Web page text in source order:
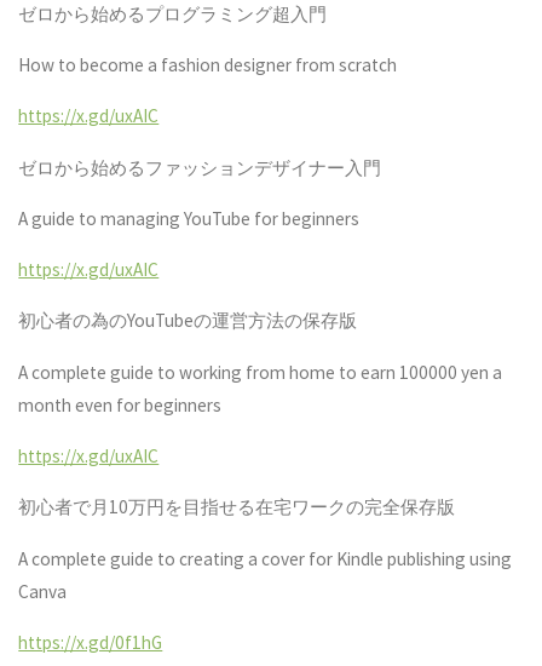
ゼロから始めるプログラミング超入門
How to become a fashion designer from scratch
https://x.gd/uxAIC
ゼロから始めるファッションデザイナー入門
A guide to managing YouTube for beginners
https://x.gd/uxAIC
初心者の為のYouTubeの運営方法の保存版
A complete guide to working from home to earn 100000 yen a
month even for beginners
https://x.gd/uxAIC
初心者で月 10万円を目指せる在宅ワークの完全保存版
A complete guide to creating a cover for Kindle publishing using
Canva
https://x.gd/0f1hG